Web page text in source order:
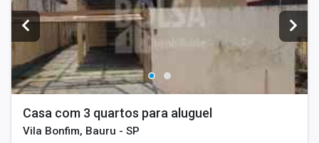
Casa com 3 quartos para aluguel
Vila Bonfim, Bauru - SP